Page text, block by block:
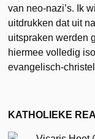
van neo-nazi’s. Ik
uitdrukken dat uit
uitspraken werden
hiermee volledig
evangelisch-
KATHOLIEKE